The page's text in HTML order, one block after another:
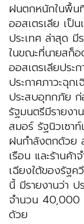
ฝนตกหนักในพื้น
ออสเตรเลีย เป็
ประเทศ ล่าสุด
ในขณะที่นายสก็
ออสเตรเลียประ
ประกาศภาวะฉุก
ประสบอุทกภัย ก่
รัฐมนตรีมีรายง
สมอร์ รัฐนิวเซา
ฝนกำลังตกด้วย
เรือน และร้านค้
เฉียงใต้ของรัฐ
นี้ มีรายงานว่า ป
จำนวน
ด้วย